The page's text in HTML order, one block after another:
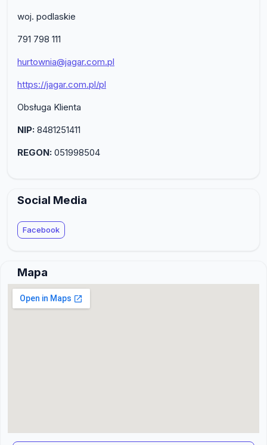
woj. podlaskie
791 798 111
hurtownia@jagar.com.pl
https://jagar.com.pl/pl
Obsługa Klienta
NIP: 8481251411
REGON: 051998504
Social Media
Facebook
Mapa